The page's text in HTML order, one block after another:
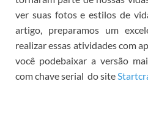
ver suas fotos e estilos de
artigo, preparamos um
realizar essas atividades com
você podebaixar a versão
com chave serial dosite